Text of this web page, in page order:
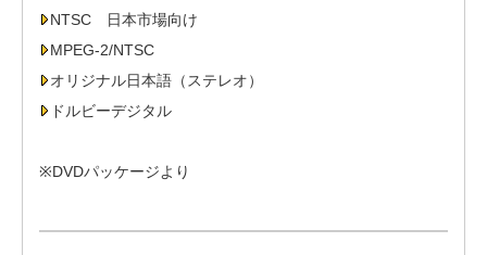
NTSC 日本市場向け
MPEG-2/NTSC
オリジナル日本語（ステレオ）
ドルビーデジタル
※DVDパッケージより